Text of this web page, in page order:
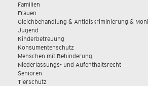
Familien
Frauen
Gleichbehandlung & Antidiskriminierung &
Jugend
Kinderbetreuung
Konsumentenschutz
Menschen mit Behinderung
Niederlassungs- und Aufenthaltsrecht
Senioren
Tierschutz